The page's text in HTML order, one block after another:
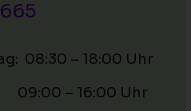
08:30 – 18:00 Uhr
– 16:00 Uhr